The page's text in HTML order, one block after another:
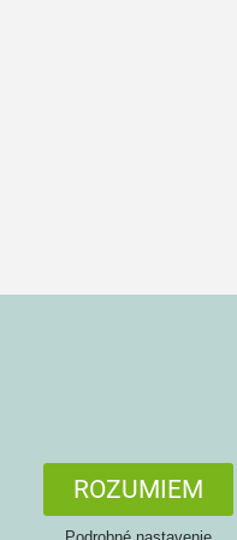
ROZUMIEM
Podrobné nastavenie